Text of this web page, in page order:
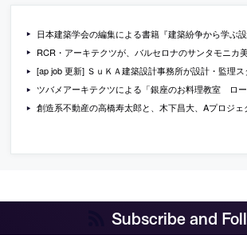
日本建築学会の編集による書籍『建築紛争から学ぶ設計実務: 負けない設計者になる
RCR・アーキテクツが、バルセロナのサンタモニカ美術館で行っている展覧会「RCR arquitectes: papers」
[ap job 更新] ＳｕＫＡ建築設計事務所が設計・監理スタッフを
ツバメアーキテクツによる「銀座のお料理教室 ローライフカ
創造系不動産の高橋寿太郎と、木下昌大、Aプロジェクト・大島滋によるトークセッション「建築家のクリエイティブな経営戦略とは」が、蔦屋書店で開催
Subscribe and